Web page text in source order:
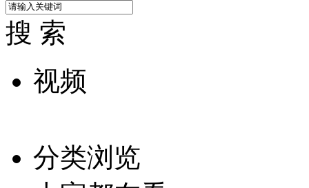
搜 索
视频
分类浏览